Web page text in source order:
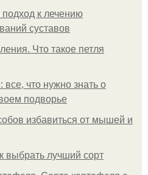
к лечению
суставов
Что такое петля
что нужно знать о
подворье
избавиться от мышей и
выбрать лучший сорт